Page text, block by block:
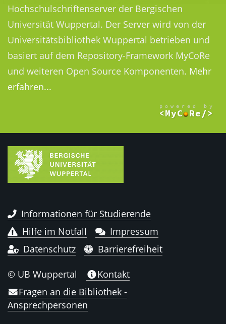
Hochschulschriftenserver der Bergischen
Universität Wuppertal. Der Server wird von der
Universitätsbibliothek Wuppertal betrieben und
basiert auf dem Repository-Framework MyCoRe
und weiteren Open Source Komponenten. Mehr
erfahren...
Informationen für Studierende
Hilfe im Notfall
Impressum
Datenschutz
Barrierefreiheit
© UB Wuppertal
Kontakt
Fragen an die Bibliothek -
Ansprechpersonen